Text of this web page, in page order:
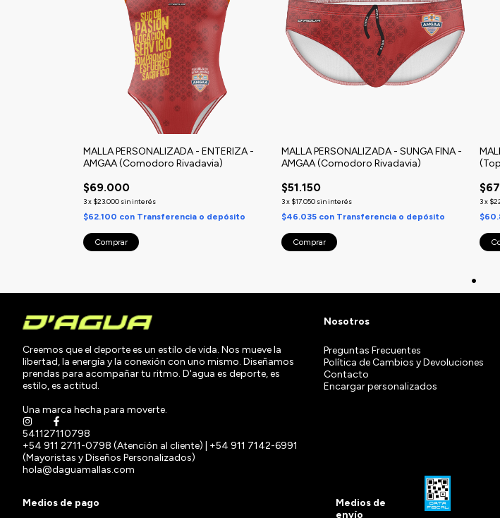
MALLA PERSONALIZADA - ENTERIZA -
AMGAA (Comodoro Rivadavia)
$69.000
3x $23.000 sin interés
$62.100 con Transferencia o depósito
Comprar
MALLA PERSONALIZADA - SUNGA FINA -
AMGAA (Comodoro Rivadavia)
$51.150
3x $17.050 sin interés
$46.035 con Transferencia o depósito
Comprar
3x
Creemos que el deporte es un estilo de vida. Nos mueve la
libertad, la energía y la conexión con uno mismo. Diseñamos
prendas para acompañar tu ritmo. D'agua es deporte, es
estilo, es actitud.
Una marca hecha para moverte.
541127110798
+54 911 2711-0798 (Atención al cliente) | +54 911 7142-6991
(Mayoristas y Diseños Personalizados)
hola@daguamallas.com
Nosotros
Preguntas Frecuentes
Política de Cambios y Devoluciones
Contacto
Encargar personalizados
Medios de pago
Medios de
envío